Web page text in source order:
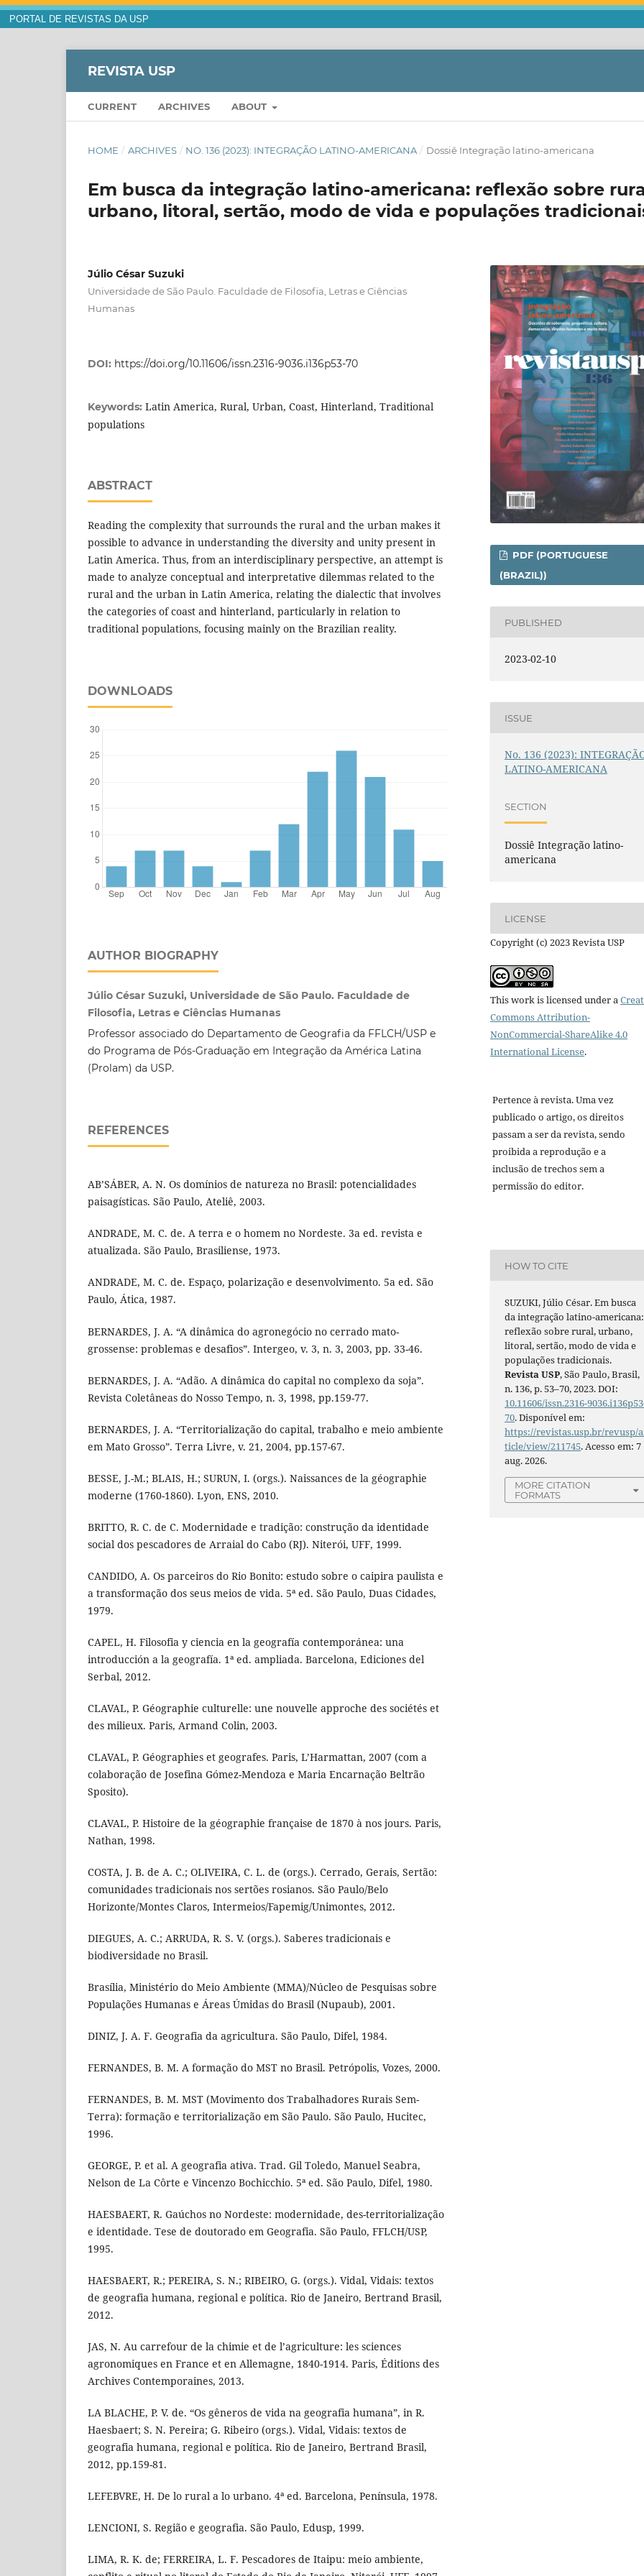
PORTAL DE REVISTAS DA USP
REVISTA USP
CURRENT ARCHIVES ABOUT
HOME / ARCHIVES / NO. 136 (2023): INTEGRAÇÃO LATINO-AMERICANA / Dossiê Integração latino-americana
Em busca da integração latino-americana: reflexão sobre
urbano, litoral, sertão, modo de vida e populações
Júlio César Suzuki
Universidade de São Paulo. Faculdade de Filosofia, Letras e Ciências
Humanas
DOI: https://doi.org/10.11606/issn.2316-9036.i136p53-70
Keywords: Latin America, Rural, Urban, Coast, Hinterland, Traditional
populations
ABSTRACT
Reading the complexity that surrounds the rural and the urban makes it
possible to advance in understanding the diversity and unity present in
Latin America. Thus, from an interdisciplinary perspective, an attempt is
made to analyze conceptual and interpretative dilemmas related to the
rural and the urban in Latin America, relating the dialectic that involves
the categories of coast and hinterland, particularly in relation to
traditional populations, focusing mainly on the Brazilian reality.
DOWNLOADS
AUTHOR BIOGRAPHY
Júlio César Suzuki, Universidade de São Paulo. Faculdade de
Filosofia, Letras e Ciências Humanas
Professor associado do Departamento de Geografia da FFLCH/USP e
do Programa de Pós-Graduação em Integração da América Latina
(Prolam) da USP.
REFERENCES
AB’SÁBER, A. N. Os domínios de natureza no Brasil: potencialidades
paisagísticas. São Paulo, Ateliê, 2003.
ANDRADE, M. C. de. A terra e o homem no Nordeste. 3a ed. revista e
atualizada. São Paulo, Brasiliense, 1973.
ANDRADE, M. C. de. Espaço, polarização e desenvolvimento. 5a ed. São
Paulo, Ática, 1987.
BERNARDES, J. A. “A dinâmica do agronegócio no cerrado mato-
grossense: problemas e desafios”. Intergeo, v. 3, n. 3, 2003, pp. 33-46.
BERNARDES, J. A. “Adão. A dinâmica do capital no complexo da soja”.
Revista Coletâneas do Nosso Tempo, n. 3, 1998, pp.159-77.
BERNARDES, J. A. “Territorialização do capital, trabalho e meio ambiente
em Mato Grosso”. Terra Livre, v. 21, 2004, pp.157-67.
BESSE, J.-M.; BLAIS, H.; SURUN, I. (orgs.). Naissances de la géographie
moderne (1760-1860). Lyon, ENS, 2010.
BRITTO, R. C. de C. Modernidade e tradição: construção da identidade
social dos pescadores de Arraial do Cabo (RJ). Niterói, UFF, 1999.
CANDIDO, A. Os parceiros do Rio Bonito: estudo sobre o caipira paulista e
a transformação dos seus meios de vida. 5ª ed. São Paulo, Duas Cidades,
1979.
CAPEL, H. Filosofia y ciencia en la geografía contemporánea: una
introducción a la geografía. 1ª ed. ampliada. Barcelona, Ediciones del
Serbal, 2012.
CLAVAL, P. Géographie culturelle: une nouvelle approche des sociétés et
des milieux. Paris, Armand Colin, 2003.
CLAVAL, P. Géographies et geografes. Paris, L’Harmattan, 2007 (com a
colaboração de Josefina Gómez-Mendoza e Maria Encarnação Beltrão
Sposito).
CLAVAL, P. Histoire de la géographie française de 1870 à nos jours. Paris,
Nathan, 1998.
COSTA, J. B. de A. C.; OLIVEIRA, C. L. de (orgs.). Cerrado, Gerais, Sertão:
comunidades tradicionais nos sertões rosianos. São Paulo/Belo
Horizonte/Montes Claros, Intermeios/Fapemig/Unimontes, 2012.
DIEGUES, A. C.; ARRUDA, R. S. V. (orgs.). Saberes tradicionais e
biodiversidade no Brasil.
Brasília, Ministério do Meio Ambiente (MMA)/Núcleo de Pesquisas sobre
Populações Humanas e Áreas Úmidas do Brasil (Nupaub), 2001.
DINIZ, J. A. F. Geografia da agricultura. São Paulo, Difel, 1984.
FERNANDES, B. M. A formação do MST no Brasil. Petrópolis, Vozes, 2000.
FERNANDES, B. M. MST (Movimento dos Trabalhadores Rurais Sem-
Terra): formação e territorialização em São Paulo. São Paulo, Hucitec,
1996.
GEORGE, P. et al. A geografia ativa. Trad. Gil Toledo, Manuel Seabra,
Nelson de La Côrte e Vincenzo Bochicchio. 5ª ed. São Paulo, Difel, 1980.
HAESBAERT, R. Gaúchos no Nordeste: modernidade, des-territorialização
e identidade. Tese de doutorado em Geografia. São Paulo, FFLCH/USP,
1995.
HAESBAERT, R.; PEREIRA, S. N.; RIBEIRO, G. (orgs.). Vidal, Vidais: textos
de geografia humana, regional e política. Rio de Janeiro, Bertrand Brasil,
2012.
JAS, N. Au carrefour de la chimie et de l’agriculture: les sciences
agronomiques en France et en Allemagne, 1840-1914. Paris, Éditions des
Archives Contemporaines, 2013.
LA BLACHE, P. V. de. “Os gêneros de vida na geografia humana”, in R.
Haesbaert; S. N. Pereira; G. Ribeiro (orgs.). Vidal, Vidais: textos de
geografia humana, regional e política. Rio de Janeiro, Bertrand Brasil,
2012, pp.159-81.
LEFEBVRE, H. De lo rural a lo urbano. 4ª ed. Barcelona, Península, 1978.
LENCIONI, S. Região e geografia. São Paulo, Edusp, 1999.
LIMA, R. K. de; FERREIRA, L. F. Pescadores de Itaipu: meio ambiente,
PDF (PORTUGUESE
(BRAZIL))
PUBLISHED
2023-02-10
ISSUE
No. 136 (2023):
LATINO-AMERICANA
SECTION
Dossiê Integração latino-
americana
LICENSE
Copyright (c) 2023 Revista USP
This work is licensed under a
Commons Attribution-
NonCommercial-ShareAlike 4.0
International License.
Pertence à revista. Uma vez
publicado o artigo, os direitos
passam a ser da revista, sendo
proibida a reprodução e a
inclusão de trechos sem a
permissão do editor.
HOW TO CITE
SUZUKI, Júlio César. Em busca
da integração latino-americana:
reflexão sobre rural, urbano,
litoral, sertão, modo de vida e
populações tradicionais.
Revista USP, São Paulo, Brasil,
n. 136, p. 53–70, 2023. DOI:
10.11606/issn.2316-
70. Disponível em:
https://revistas.usp.br/revusp/
ticle/view/211745. Acesso em: 7
aug. 2026.
MORE CITATION
FORMATS